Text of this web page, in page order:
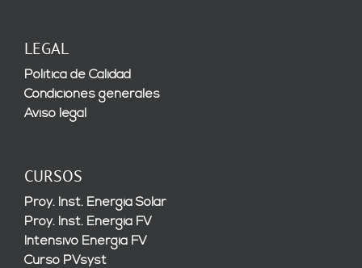
LEGAL
Política de Calidad
Condiciones generales
Aviso legal
CURSOS
Proy. Inst. Energía Solar
Proy. Inst. Energía FV
Intensivo Energía FV
Curso PVsyst